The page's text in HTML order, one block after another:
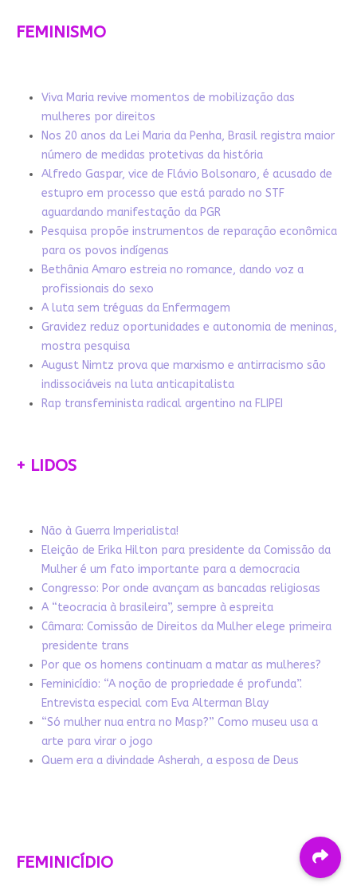
FEMINISMO
Viva Maria revive momentos de mobilização das
mulheres por direitos
Nos 20 anos da Lei Maria da Penha, Brasil registra maior
número de medidas protetivas da história
Alfredo Gaspar, vice de Flávio Bolsonaro, é acusado de
estupro em processo que está parado no STF
aguardando manifestação da PGR
Pesquisa propõe instrumentos de reparação econômica
para os povos indígenas
Bethânia Amaro estreia no romance, dando voz a
profissionais do sexo
A luta sem tréguas da Enfermagem
Gravidez reduz oportunidades e autonomia de meninas,
mostra pesquisa
August Nimtz prova que marxismo e antirracismo são
indissociáveis na luta anticapitalista
Rap transfeminista radical argentino na FLIPEI
+ LIDOS
Não à Guerra Imperialista!
Eleição de Erika Hilton para presidente da Comissão da
Mulher é um fato importante para a democracia
Congresso: Por onde avançam as bancadas religiosas
A “teocracia à brasileira”, sempre à espreita
Câmara: Comissão de Direitos da Mulher elege primeira
presidente trans
Por que os homens continuam a matar as mulheres?
Feminicídio: “A noção de propriedade é profunda”.
Entrevista especial com Eva Alterman Blay
“Só mulher nua entra no Masp?” Como museu usa a
arte para virar o jogo
Quem era a divindade Asherah, a esposa de Deus
FEMINICÍDIO